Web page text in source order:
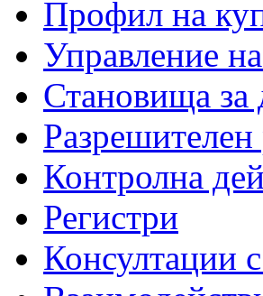
Профил на
Управление
Становища за
Контролна
Регистри
Консултации